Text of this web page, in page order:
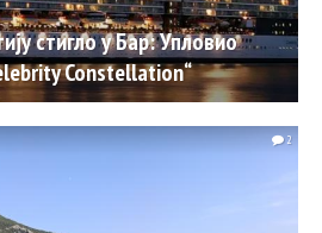
стигло у Бар: Упловио
Constellation“
2